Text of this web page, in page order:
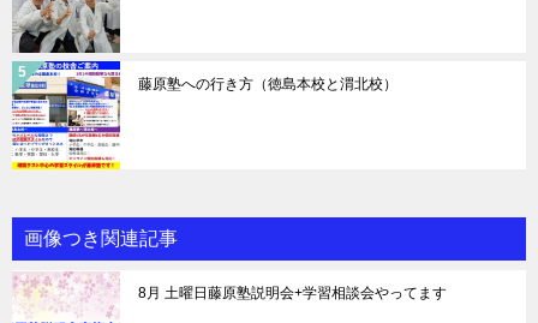
藤原塾への行き方（徳島本校と渭北校）
画像つき関連記事
8月 土曜日藤原塾説明会+学習相談会やってます